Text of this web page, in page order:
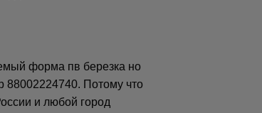
форма пв березка но
88002224740. Потому что
и любой город